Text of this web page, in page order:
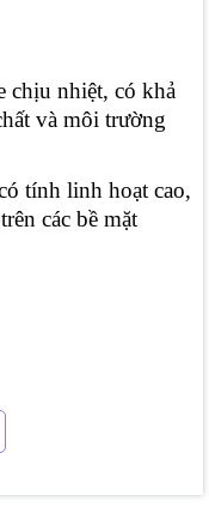
chịu nhiệt, có khả
và môi trường
tính linh hoạt cao,
các bề mặt